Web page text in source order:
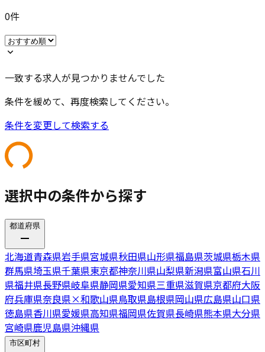
0件
一致する求人が見つかりませんでした
条件を緩めて、再度検索してください。
条件を変更して検索する
選択中の条件から探す
都道府県
北海道青森県岩手県宮城県秋田県山形県福島県茨城県栃木県
群馬県埼玉県千葉県東京都神奈川県山梨県新潟県富山県石川
県福井県長野県岐阜県静岡県愛知県三重県滋賀県京都府大阪
府兵庫県奈良県×和歌山県鳥取県島根県岡山県広島県山口県
徳島県香川県愛媛県高知県福岡県佐賀県長崎県熊本県大分県
宮崎県鹿児島県沖縄県
市区町村